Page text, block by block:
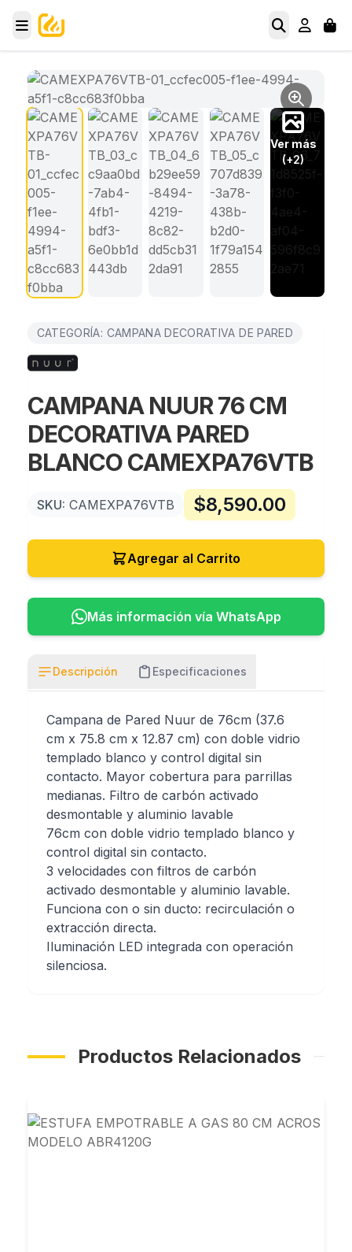
Ver más
(+2)
CATEGORÍA: CAMPANA DECORATIVA DE PARED
CAMPANA NUUR 76 CM
DECORATIVA PARED
BLANCO CAMEXPA76VTB
SKU: CAMEXPA76VTB $8,590.00
Agregar al Carrito
Más información vía WhatsApp
Descripción Especificaciones
Campana de Pared Nuur de 76cm (37.6
cm x 75.8 cm x 12.87 cm) con doble vidrio
templado blanco y control digital sin
contacto. Mayor cobertura para parrillas
medianas. Filtro de carbón activado
desmontable y aluminio lavable
76cm con doble vidrio templado blanco y
control digital sin contacto.
3 velocidades con filtros de carbón
activado desmontable y aluminio lavable.
Funciona con o sin ducto: recirculación o
extracción directa.
Iluminación LED integrada con operación
silenciosa.
Productos Relacionados